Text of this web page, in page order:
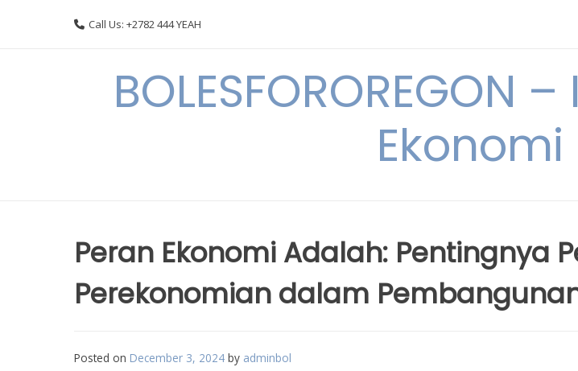
Call Us: +2782 444 YEAH
Peran Ekonomi Adalah: Pentingnya
Perekonomian dalam
Posted on December 3, 2024 by adminbol